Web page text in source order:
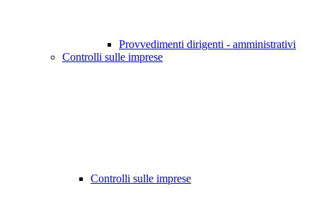
Provvedimenti dirigenti - amministrativi
Controlli sulle imprese
Controlli sulle imprese